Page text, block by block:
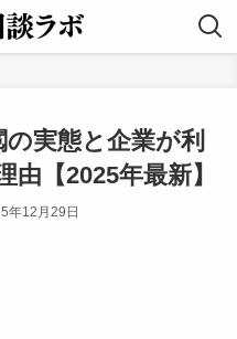
実態と企業が利
由【2025年最新】
年12月29日